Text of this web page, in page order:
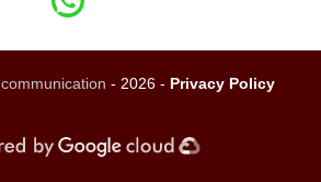
- 2026 - Privacy Policy